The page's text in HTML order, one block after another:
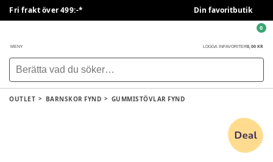
Fri frakt över 499:-* Din favoritbutik
MENY LOGGA IN FAVORITER0,00 KR
0
OUTLET BARNSKOR FYND GUMMISTÖVLAR FYND